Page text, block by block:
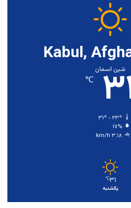
Kabul,
شین اسمان
℃
۱۷%
۳.۱۸ km/h
۳۱℃
یکشنبه